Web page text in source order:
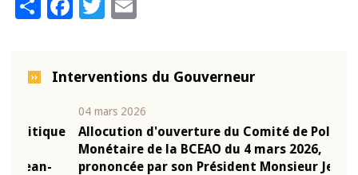
Interventions du Gouverneur
04 mars 2026
Allocution d'ouverture du Comité de Politique
Monétaire de la BCEAO du 4 mars 2026,
prononcée par son Président Monsieur Jean-